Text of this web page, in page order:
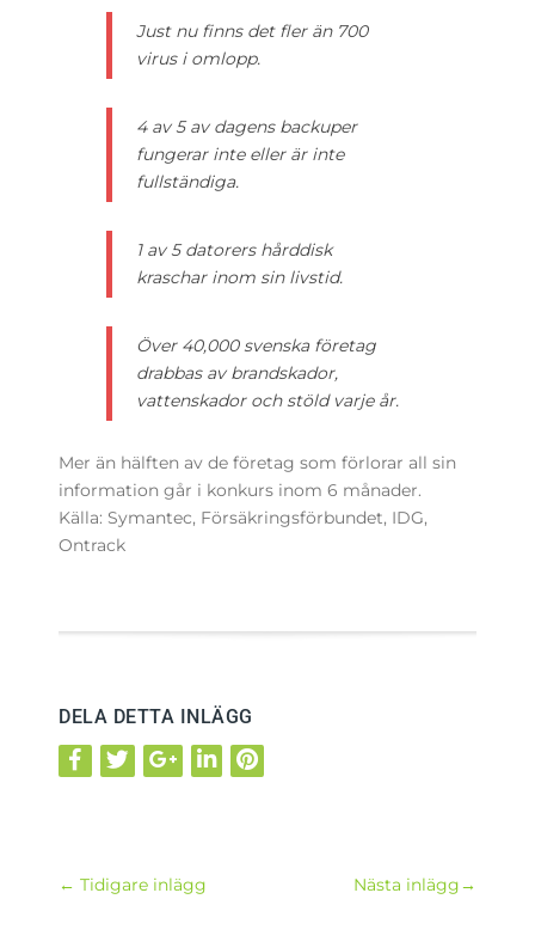
Just nu finns det fler än 700
virus i omlopp.
4 av 5 av dagens backuper
fungerar inte eller är inte
fullständiga.
1 av 5 datorers hårddisk
kraschar inom sin livstid.
Över 40,000 svenska företag
drabbas av brandskador,
vattenskador och stöld varje år.
Mer än hälften av de företag som förlorar all sin
information går i konkurs inom 6 månader.
Källa: Symantec, Försäkringsförbundet, IDG,
Ontrack
DELA DETTA INLÄGG
← Tidigare inlägg Nästa inlägg→